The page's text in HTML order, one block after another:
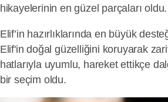
hikayelerinin en güzel parçaları oldu.
Elif’in hazırlıklarında en büyük
Elif'in doğal güzelliğini koruyarak
hatlarıyla uyumlu, hareket ettikçe
bir seçim oldu.